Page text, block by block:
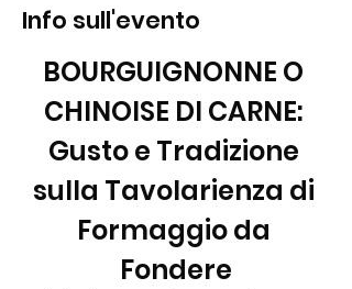
Info sull'evento
BOURGUIGNONNE O
CHINOISE DI CARNE:
Gusto e Tradizione
sulla Tavolarienza di
Formaggio da
Fondere